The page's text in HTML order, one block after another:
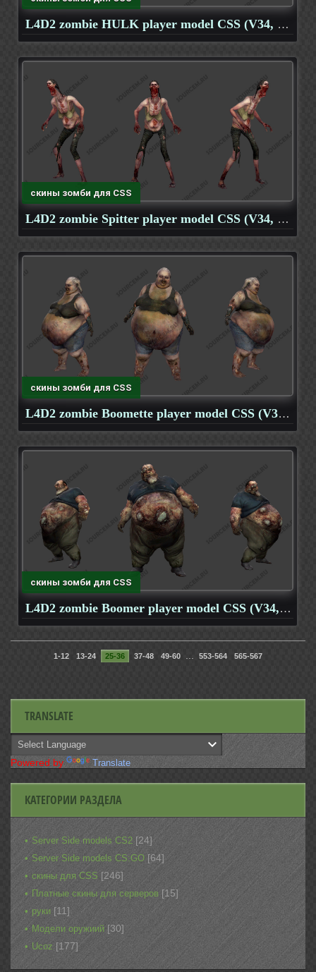
L4D2 zombie HULK player model CSS (V34, OB)
скины зомби для CSS
L4D2 zombie Spitter player model CSS (V34, OB)
скины зомби для CSS
L4D2 zombie Boomette player model CSS (V34, OB)
скины зомби для CSS
L4D2 zombie Boomer player model CSS (V34, OB)
1-12 13-24 25-36 37-48 49-60 553-564 565-567
TRANSLATE
Powered by Translate
КАТЕГОРИИ РАЗДЕЛА
Server Side models CS2 [24]
Server Side models CS:GO [64]
скины для CSS [246]
Платные скины для серверов [15]
руки [11]
Модели оружиий [30]
Ucoz [177]